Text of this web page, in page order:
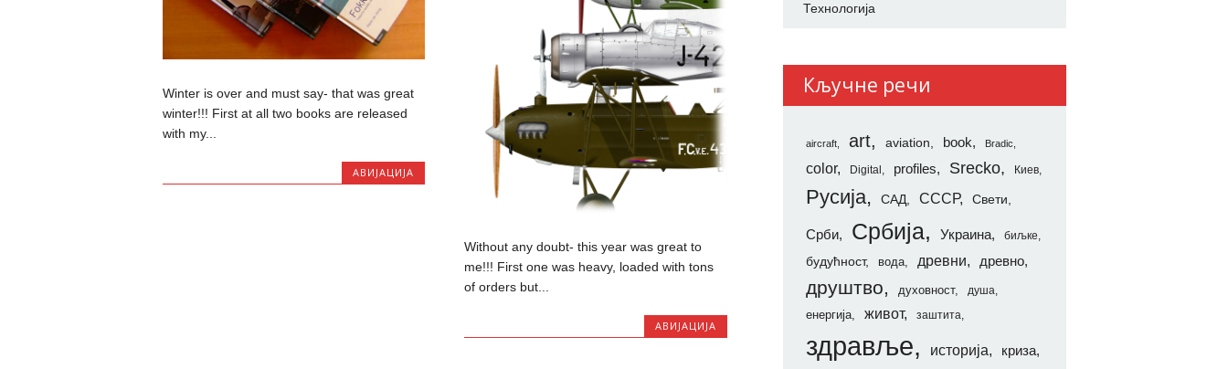
Winter is over and must say- that was great
winter!!! First at all two books are released
with my...
АВИЈАЦИЈА
Without any doubt- this year was great to
me!!! First one was heavy, loaded with tons
of orders but...
АВИЈАЦИЈА
Технологија
Кључне речи
aircraft art aviation book Bradic
color Digital profiles Srecko Киев
Русија САД СССР Свети
Срби Србија Украина биљке
будућност вода древни древно
друштво духовност душа
енергија живот заштита
здравље историја
криза